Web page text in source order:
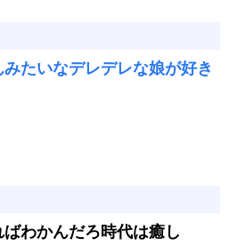
たいなデレデレな娘が好き
わかんだろ時代は癒し